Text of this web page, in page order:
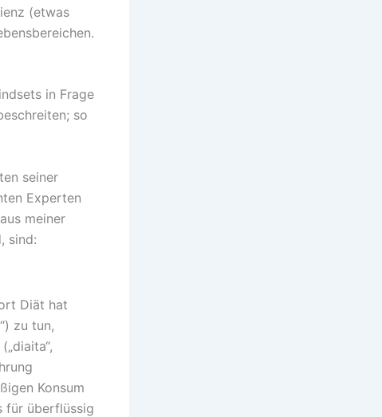
(etwas
in Frage
so
seiner
Experten
meiner
sind:
Diät hat
zu tun,
Konsum
für überflüssig